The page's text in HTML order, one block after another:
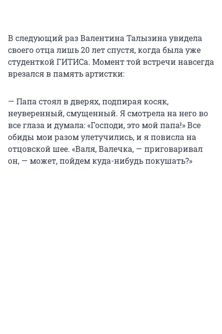
В следующий раз Валентина Талызина увидела
своего отца лишь 20 лет спустя, когда была уже
студенткой ГИТИСа. Момент той встречи навсегда
врезался в память артистки:
— Папа стоял в дверях, подпирая косяк,
неуверенный, смущенный. Я смотрела на него во
все глаза и думала: «Господи, это мой папа!» Все
обиды мои разом улетучились, и я повисла на
отцовской шее. «Валя, Валечка, — приговаривал
он, — может, пойдем куда-нибудь покушать?»